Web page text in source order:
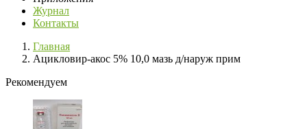
Журнал
Контакты
Главная
Ацикловир-акос 5% 10,0 мазь д/наруж прим
Рекомендуем